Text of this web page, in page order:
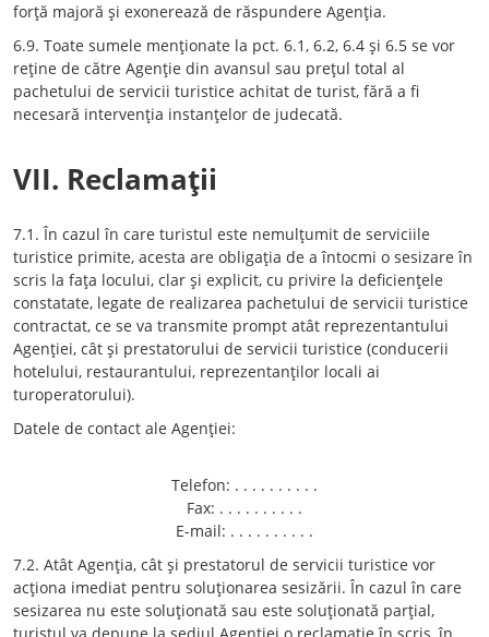
forţă majoră şi exonerează de răspundere Agenţia.
6.9. Toate sumele menţionate la pct. 6.1, 6.2, 6.4 şi 6.5 se vor
reţine de către Agenţie din avansul sau preţul total al
pachetului de servicii turistice achitat de turist, fără a fi
necesară intervenţia instanţelor de judecată.
VII. Reclamaţii
7.1. În cazul în care turistul este nemulţumit de serviciile
turistice primite, acesta are obligaţia de a întocmi o sesizare în
scris la faţa locului, clar şi explicit, cu privire la deficienţele
constatate, legate de realizarea pachetului de servicii turistice
contractat, ce se va transmite prompt atât reprezentantului
Agenţiei, cât şi prestatorului de servicii turistice (conducerii
hotelului, restaurantului, reprezentanţilor locali ai
turoperatorului).
Datele de contact ale Agenţiei:
Telefon: . . . . . . . . . .
Fax: . . . . . . . . . .
E-mail: . . . . . . . . . .
7.2. Atât Agenţia, cât şi prestatorul de servicii turistice vor
acţiona imediat pentru soluţionarea sesizării. În cazul în care
sesizarea nu este soluţionată sau este soluţionată parţial,